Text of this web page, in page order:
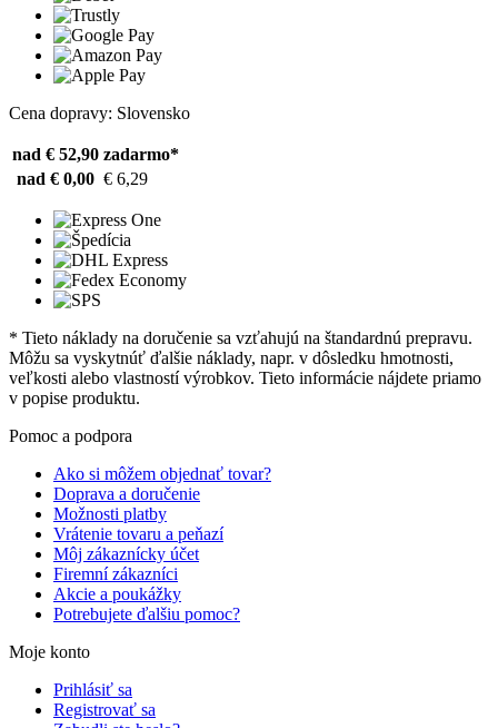
Cena dopravy: Slovensko
nad € 52,90 zadarmo*
nad € 0,00 € 6,29
* Tieto náklady na doručenie sa vzťahujú na štandardnú prepravu.
Môžu sa vyskytnúť ďalšie náklady, napr. v dôsledku hmotnosti,
veľkosti alebo vlastností výrobkov. Tieto informácie nájdete priamo
v popise produktu.
Pomoc a podpora
Ako si môžem objednať tovar?
Doprava a doručenie
Možnosti platby
Vrátenie tovaru a peňazí
Môj zákaznícky účet
Firemní zákazníci
Akcie a poukážky
Potrebujete ďalšiu pomoc?
Moje konto
Prihlásiť sa
Registrovať sa